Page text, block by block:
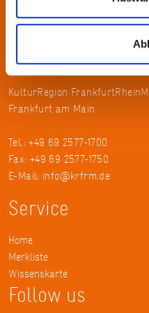
wechselnden Themen.
Kontakt
KulturRegion
Frankfurt am Main
Tel.: +49 69 2577-1700
Fax: +49 69 2577-1750
E-Mail: info@krfrm.de
Service
Home
Merkliste
Wissenskarte
Follow us